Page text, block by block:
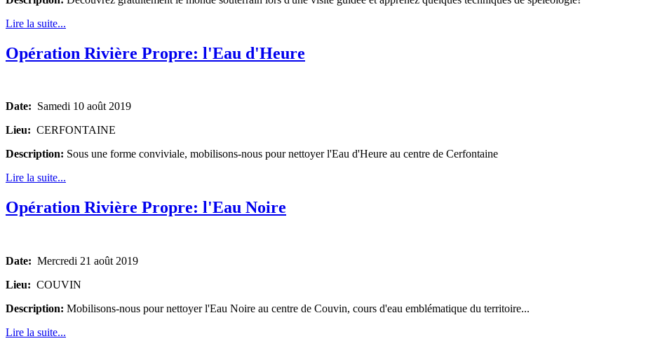
Lire la suite...
Opération Rivière Propre: l'Eau d'Heure
Date: Samedi 10 août 2019
Lieu: CERFONTAINE
Description: Sous une forme conviviale, mobilisons-nous pour nettoyer l'Eau d'Heure au centre de Cerfontaine
Lire la suite...
Opération Rivière Propre: l'Eau Noire
Date: Mercredi 21 août 2019
Lieu: COUVIN
Description: Mobilisons-nous pour nettoyer l'Eau Noire au centre de Couvin, cours d'eau emblématique du territoire...
Lire la suite...